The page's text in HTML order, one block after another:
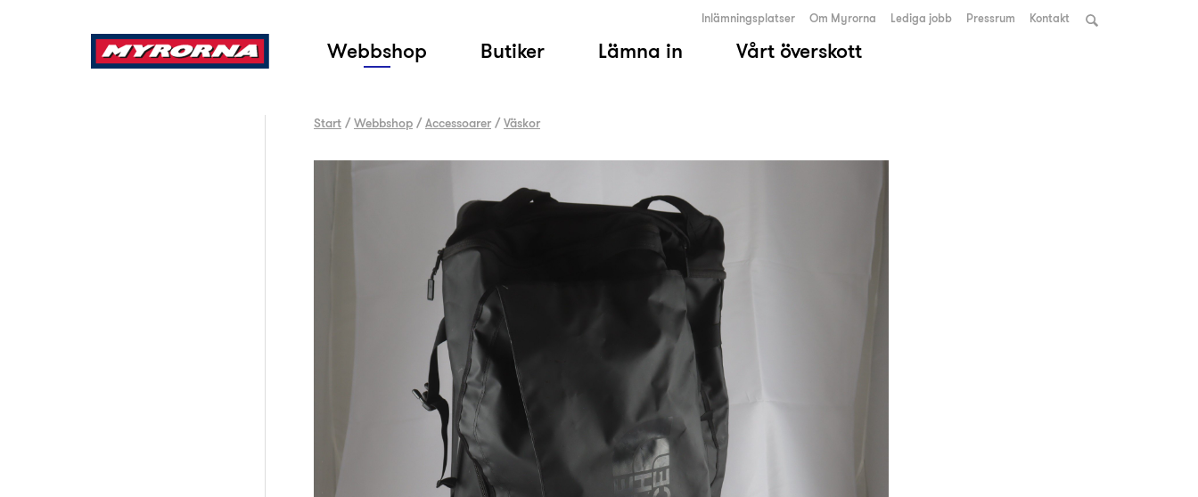
Webbshop Butiker Lämna in Vårt överskott
Inlämningsplatser Om Myrorna Lediga jobb Pressrum Kontakt
Start /Webbshop /Accessoarer /Väskor